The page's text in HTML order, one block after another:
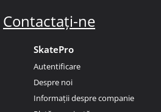
Contactați-ne
SkatePro
Autentificare
Despre noi
Informații despre companie